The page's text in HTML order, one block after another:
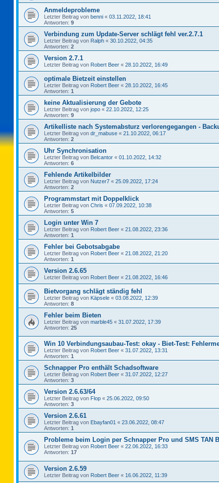
Anmeldeprobleme
Letzter Beitrag von benni « 03.11.2022, 18:41
Antworten: 9
Verbindung zum Update-Server schlägt fehl ver.2.7.1
Letzter Beitrag von Ralph « 30.10.2022, 04:35
Antworten: 2
Version 2.7.1
Letzter Beitrag von Robert Beer « 28.10.2022, 16:49
optimale Bietzeit einstellen
Letzter Beitrag von Robert Beer « 28.10.2022, 16:45
Antworten: 1
keine Aktualisierung der Gebote
Letzter Beitrag von jopo « 22.10.2022, 12:25
Antworten: 9
Artikelliste nach Systemabsturz verlorengegangen -
Letzter Beitrag von dr_mabuse « 21.10.2022, 06:17
Antworten: 2
Uhr Synchronisation
Letzter Beitrag von Belcantor « 01.10.2022, 14:32
Antworten: 6
Fehlende Artikelbilder
Letzter Beitrag von Nutzer7 « 25.09.2022, 17:24
Antworten: 2
Programmstart mit Doppelklick
Letzter Beitrag von Chris « 07.09.2022, 10:38
Antworten: 5
Login unter Win 7
Letzter Beitrag von Robert Beer « 21.08.2022, 23:36
Antworten: 1
Fehler bei Gebotsabgabe
Letzter Beitrag von Robert Beer « 21.08.2022, 21:20
Antworten: 1
Version 2.6.65
Letzter Beitrag von Robert Beer « 21.08.2022, 16:46
Bietvorgang schlägt ständig fehl
Letzter Beitrag von Käpsele « 03.08.2022, 12:39
Antworten: 8
Fehler beim Bieten
Letzter Beitrag von marble45 « 31.07.2022, 17:39
Antworten: 25
Win 10 Verbindungsaubau-Test: okay - Biet-Test:
Letzter Beitrag von Robert Beer « 31.07.2022, 13:31
Antworten: 1
Schnapper Pro enthält Schadsoftware
Letzter Beitrag von Robert Beer « 31.07.2022, 12:27
Antworten: 3
Version 2.6.63/64
Letzter Beitrag von Flop « 25.06.2022, 09:50
Antworten: 3
Version 2.6.61
Letzter Beitrag von Ebayfan01 « 23.06.2022, 08:47
Antworten: 1
Probleme beim Login per Schnapper Pro und SMS TAN
Letzter Beitrag von Robert Beer « 22.06.2022, 16:33
Antworten: 17
Version 2.6.59
Letzter Beitrag von Robert Beer « 16.06.2022, 11:39